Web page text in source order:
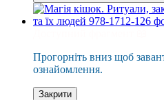
Прогорніть вниз щоб
ознайомлення.
Закрити